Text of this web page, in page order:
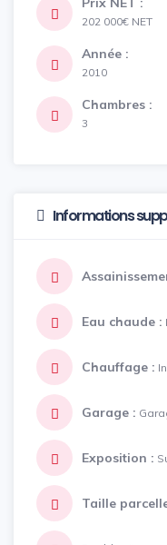
202 000€ NET
Année :
2010
Chambres :
3
Informations
Eau chaude :
Chauffage :
Garage :
Exposition :
Taille